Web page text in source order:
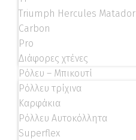
Triumph Hercules Matador
Carbon
Pro
Διάφορες χτένες
Ρόλευ – Μπικουτί
Ρόλλευ τρίχινα
Καρφάκια
Ρόλλευ Αυτοκόλλητα
Superflex